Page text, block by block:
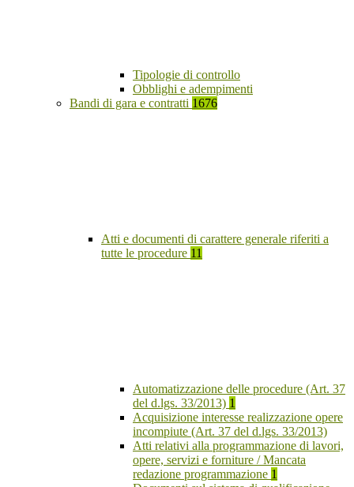
Tipologie di controllo
Obblighi e adempimenti
Bandi di gara e contratti 1676
Atti e documenti di carattere generale riferiti a
tutte le procedure 11
Automatizzazione delle procedure (Art. 37
del d.lgs. 33/2013) 1
Acquisizione interesse realizzazione opere
incompiute (Art. 37 del d.lgs. 33/2013)
Atti relativi alla programmazione di lavori,
opere, servizi e forniture / Mancata
redazione programmazione 1